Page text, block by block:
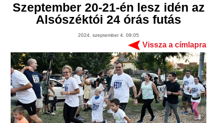
Szeptember 20-21-én lesz idén az
Alsószéktói 24 órás futás
2024. szeptember 4. 08:05
Vissza a címlapra